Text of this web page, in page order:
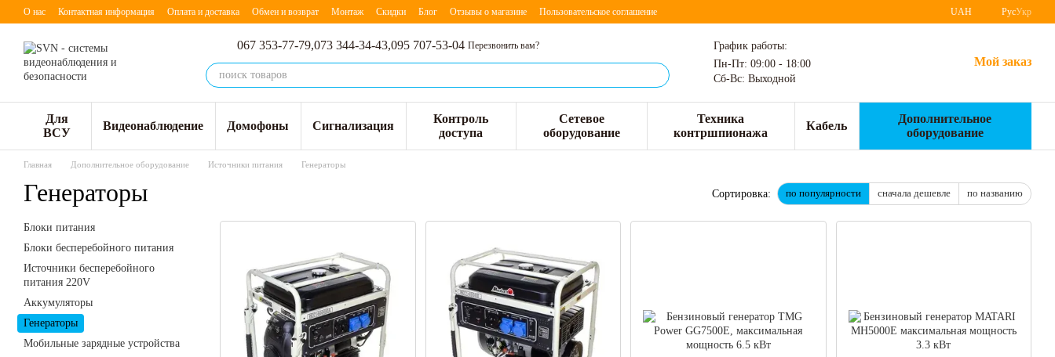
Перейти к основному контенту
О нас Контактная информация Оплата и доставка Обмен и возврат Монтаж Скидки Блог Отзывы о магазине Пользовательское соглашение UAH РусУкр
067 353-77-79,073 344-34-43,095 707-53-04 Перезвонить вам?
График работы:
Пн-Пт: 09:00 - 18:00
Сб-Вс: Выходной
Мой заказ
Для
ВСУ
Видеонаблюдение Домофоны Сигнализация
Контроль
доступа
Сетевое
оборудование
Техника
контршпионажа
Кабель
Дополнительное
оборудование
Главная Дополнительное оборудование Источники питания Генераторы
Генераторы Сортировка: по популярности сначала дешевле по названию
Блоки питания
Блоки бесперебойного питания
Источники бесперебойного
питания 220V
Аккумуляторы
Генераторы
Мобильные зарядные устройства